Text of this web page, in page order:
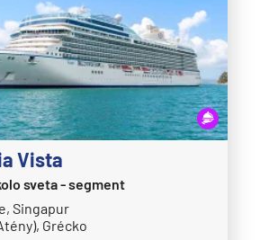
Vista
sveta - segment
Singapur
Grécko